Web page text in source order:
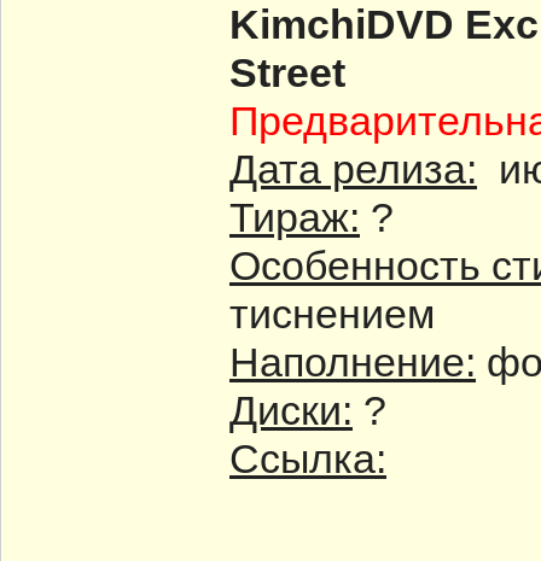
KimchiDVD
Street
Дата релиза:
Тираж: ?
Особенность
тиснением
Наполнение:
Диски: ?
Ссылка: